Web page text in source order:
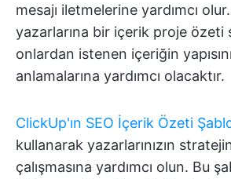
mesajı iletmelerine yardımcı
yazarlarına bir içerik proje özeti
onlardan istenen içeriğin
anlamalarına yardımcı olacaktır.
ClickUp'ın SEO İçerik Özeti
kullanarak yazarlarınızın
çalışmasına yardımcı olun. Bu